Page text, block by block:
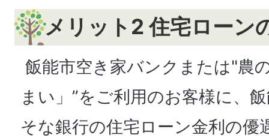
メリット2 住宅ローン
飯能市空き家バンクまたは"農
まい」”をご利用のお客様に、
そな銀行の住宅ローン金利の優